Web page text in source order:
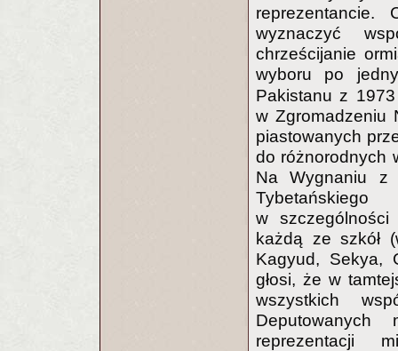
reprezentancie.
wyznaczyć
chrześcijanie
wyboru po
Pakistanu z
w Zgromadzeniu
piastowanych
do różnorodnych
Na Wygnaniu z
w
każdą ze szkół
Kagyud, Sekya,
głosi, że w
wszystkich
reprezentacji